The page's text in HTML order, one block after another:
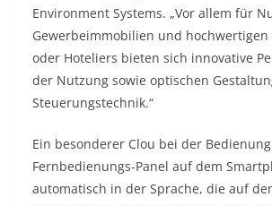
Environment Systems. „Vor allem für
Gewerbeimmobilien und hochwertigen
oder Hoteliers bieten sich innovative
der Nutzung sowie optischen
Steuerungstechnik.“
Ein besonderer Clou bei der
Fernbedienungs-Panel auf dem
automatisch in der Sprache, die auf